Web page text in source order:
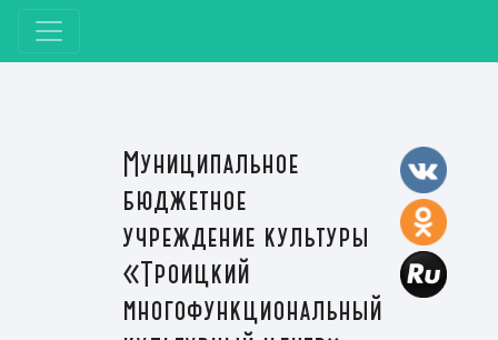
Муниципальное
бюджетное
учреждение культуры
«Троицкий
многофункциональный